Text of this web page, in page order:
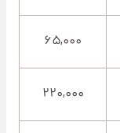
۶۵,۰۰۰
۲۲۰,۰۰۰